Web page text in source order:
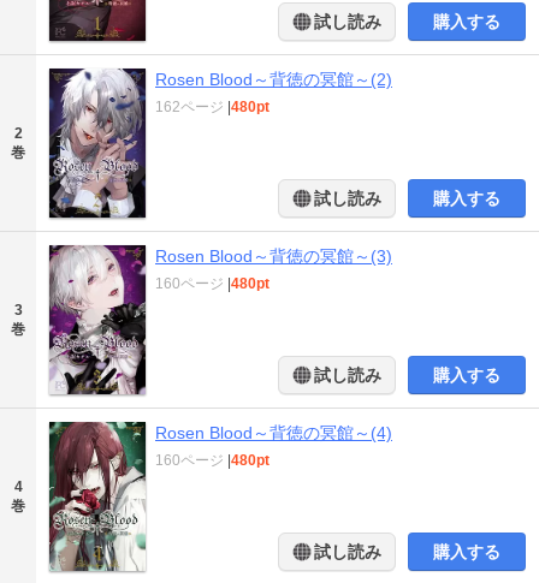
試し読み 購入する
2
巻
Rosen Blood～背徳の冥館～(2)
162ページ 480pt
試し読み 購入する
3
巻
Rosen Blood～背徳の冥館～(3)
160ページ 480pt
試し読み 購入する
4
巻
Rosen Blood～背徳の冥館～(4)
160ページ 480pt
試し読み 購入する